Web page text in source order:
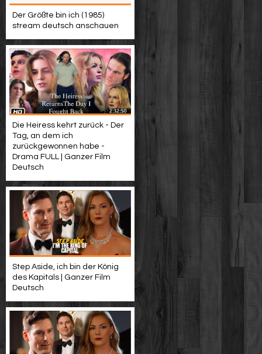
Der Größte bin ich (1985)
stream deutsch anschauen
Die Heiress kehrt zurück - Der
Tag, an dem ich
zurückgewonnen habe -
Drama FULL | Ganzer Film
Deutsch
Step Aside, ich bin der König
des Kapitals | Ganzer Film
Deutsch